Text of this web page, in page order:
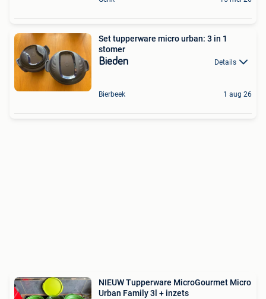
Set tupperware micro urban: 3 in 1
stomer
Bieden Details
Bierbeek 1 aug 26
NIEUW Tupperware MicroGourmet Micro
Urban Family 3l + inzets